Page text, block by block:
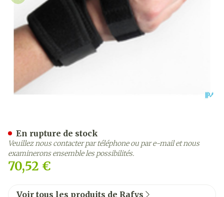
70,52 €
En rupture de stock
Veuillez nous contacter par téléphone ou par e-mail et nous
examinerons ensemble les possibilités.
Voir tous les produits de Rafys